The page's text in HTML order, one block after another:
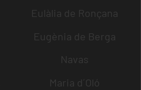
Eulàlia de Ronçana
Eugènia de Berga
Navas
Maria d´Oló